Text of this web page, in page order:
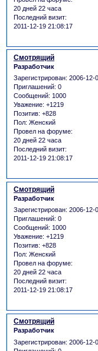
20 дней 22 часа
Последний визит:
2011-12-19 21:08:17
Смотрящий
Разработчик
Зарегистрирован: 2006-12-
Приглашений: 0
Сообщений: 1000
Уважение: +1219
Позитив: +828
Пол: Женский
Провел на форуме:
20 дней 22 часа
Последний визит:
2011-12-19 21:08:17
Смотрящий
Разработчик
Зарегистрирован: 2006-12-
Приглашений: 0
Сообщений: 1000
Уважение: +1219
Позитив: +828
Пол: Женский
Провел на форуме:
20 дней 22 часа
Последний визит:
2011-12-19 21:08:17
Смотрящий
Разработчик
Зарегистрирован: 2006-12-